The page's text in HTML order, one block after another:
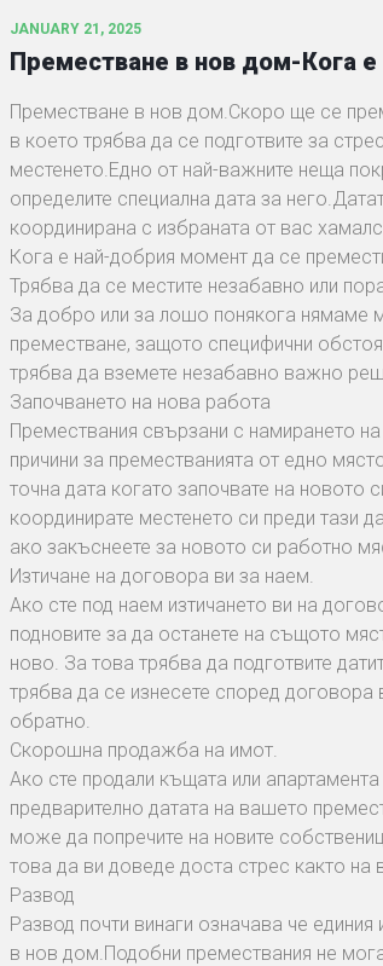
JANUARY 21, 2025
Преместване в нов дом-Кога
Преместване в нов дом.Скоро ще се
в което трябва да се подготвите за
местенето.Едно от най-важните неща
определите специална дата за
координирана с избраната от вас
Кога е най-добрия момент да се
Трябва да се местите незабавно или
За добро или за лошо понякога нямаме
преместване, защото специфични
трябва да вземете незабавно важно
Започването на нова работа
Премествания свързани с намирането
причини за преместванията от едно
точна дата когато започвате на новото
координирате местенето си преди тази
ако закъснеете за новото си работно
Изтичане на договора ви за наем.
Ако сте под наем изтичането ви на
подновите за да останете на същото
ново. За това трябва да подготвите
трябва да се изнесете според договора
обратно.
Скорошна продажба на имот.
Ако сте продали къщата или
предварително датата на вашето
може да попречите на новите
това да ви доведе доста стрес както на
Развод
Развод почти винаги означава че
в нов дом.Подобни премествания не